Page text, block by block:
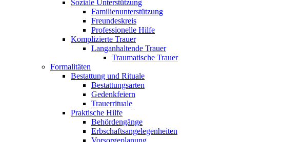
Soziale Unterstützung
Familienunterstützung
Freundeskreis
Professionelle Hilfe
Komplizierte Trauer
Langanhaltende Trauer
Traumatische Trauer
Formalitäten
Bestattung und Rituale
Bestattungsarten
Gedenkfeiern
Trauerrituale
Praktische Hilfe
Behördengänge
Erbschaftsangelegenheiten
Vorsorgeplanung